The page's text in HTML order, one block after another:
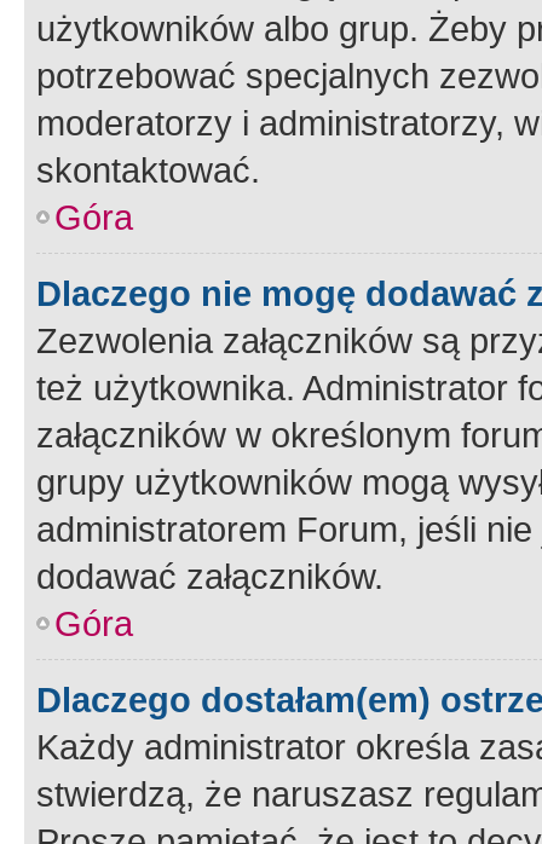
użytkowników albo grup. Żeby
potrzebować specjalnych
moderatorzy i administratorzy,
skontaktować.
Góra
Dlaczego nie mogę dodawać
Zezwolenia załączników są
też użytkownika. Administrator
załączników w określonym
grupy użytkowników mogą
administratorem Forum, jeśli
dodawać załączników.
Góra
Dlaczego dostałam(em)
Każdy administrator określa
stwierdzą, że naruszasz